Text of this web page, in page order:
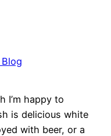
I’m hap­py to
is deli­cious whi­te
with beer, or a